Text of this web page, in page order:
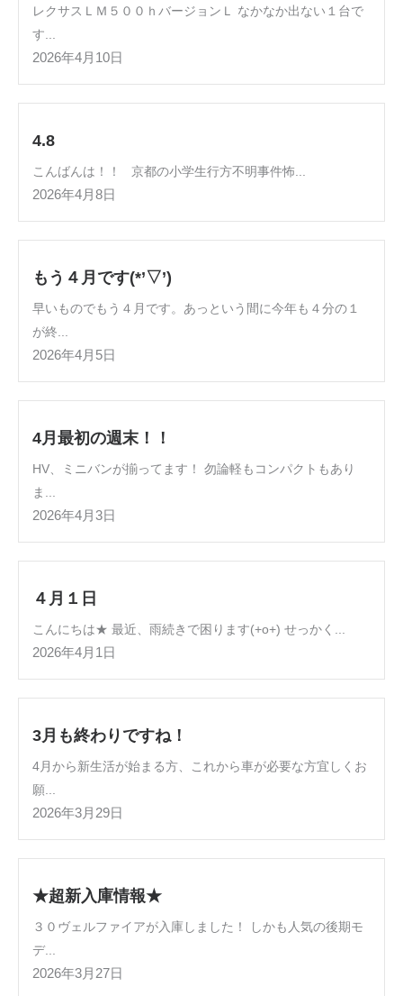
レクサスＬＭ５００ｈバージョンＬ なかなか出ない１台で
す...
2026年4月10日
4.8
こんばんは！！ 京都の小学生行方不明事件怖...
2026年4月8日
もう４月です(*’▽’)
早いものでもう４月です。あっという間に今年も４分の１
が終...
2026年4月5日
4月最初の週末！！
HV、ミニバンが揃ってます！ 勿論軽もコンパクトもあり
ま...
2026年4月3日
４月１日
こんにちは★ 最近、雨続きで困ります(+o+) せっかく...
2026年4月1日
3月も終わりですね！
4月から新生活が始まる方、これから車が必要な方宜しくお
願...
2026年3月29日
★超新入庫情報★
３０ヴェルファイアが入庫しました！ しかも人気の後期モ
デ...
2026年3月27日